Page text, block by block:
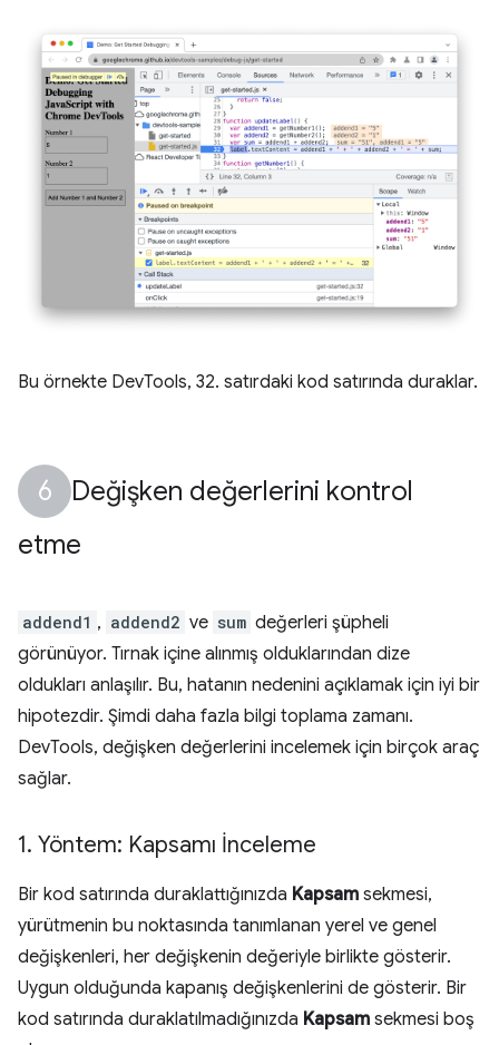
Bu örnekte DevTools, 32. satırdaki kod satırında duraklar.
Değişken değerlerini kontrol
etme
addend1 , addend2 ve sum değerleri şüpheli
görünüyor. Tırnak içine alınmış olduklarından dize
oldukları anlaşılır. Bu, hatanın nedenini açıklamak için iyi bir
hipotezdir. Şimdi daha fazla bilgi toplama zamanı.
DevTools, değişken değerlerini incelemek için birçok araç
sağlar.
1. Yöntem: Kapsamı İnceleme
Bir kod satırında duraklattığınızda Kapsam sekmesi,
yürütmenin bu noktasında tanımlanan yerel ve genel
değişkenleri, her değişkenin değeriyle birlikte gösterir.
Uygun olduğunda kapanış değişkenlerini de gösterir. Bir
kod satırında duraklatılmadığınızda Kapsam sekmesi boş